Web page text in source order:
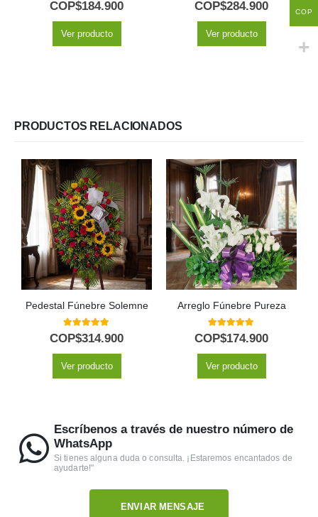
COP$184.900
Ver producto
COP$284.900
Ver producto
PRODUCTOS RELACIONADOS
Pedestal Fúnebre Solemne
5.00out of 5
COP$314.900
Ver producto
Arreglo Fúnebre Pureza
5.00out of 5
COP$174.900
Ver producto
Escríbenos a través de nuestro número de
WhatsApp
Si tienes alguna duda o consulta. ¡Estaremos encantados de
ayudarte!"
ENVIAR MENSAJE
COP